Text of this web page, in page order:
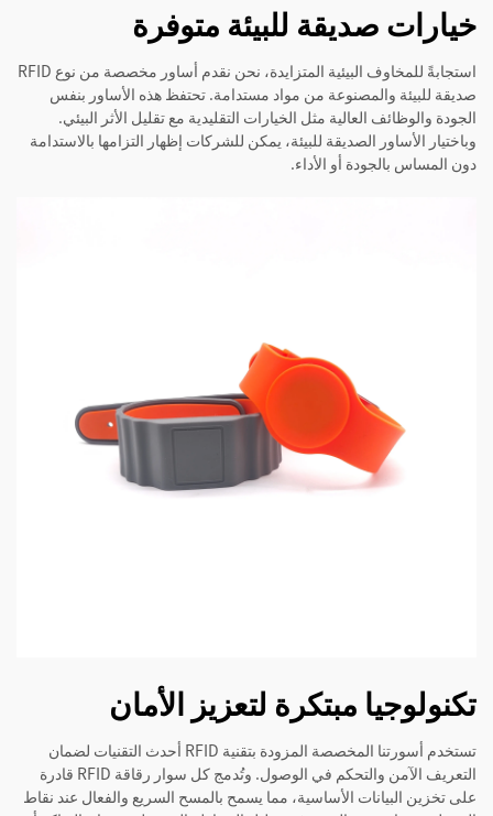
خيارات صديقة للبيئة متوفرة
استجابةً للمخاوف البيئية المتزايدة، نحن نقدم أساور مخصصة من نوع RFID
صديقة للبيئة والمصنوعة من مواد مستدامة. تحتفظ هذه الأساور بنفس
الجودة والوظائف العالية مثل الخيارات التقليدية مع تقليل الأثر البيئي.
وباختيار الأساور الصديقة للبيئة، يمكن للشركات إظهار التزامها بالاستدامة
دون المساس بالجودة أو الأداء.
تكنولوجيا مبتكرة لتعزيز الأمان
تستخدم أسورتنا المخصصة المزودة بتقنية RFID أحدث التقنيات لضمان
التعريف الآمن والتحكم في الوصول. وتُدمج كل سوار رقاقة RFID قادرة
على تخزين البيانات الأساسية، مما يسمح بالمسح السريع والفعال عند نقاط